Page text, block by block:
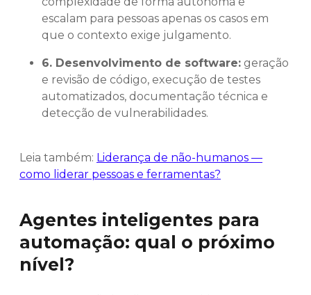
escalam para pessoas apenas os casos em
que o contexto exige julgamento.
6. Desenvolvimento de software: geração
e revisão de código, execução de testes
automatizados, documentação técnica e
detecção de vulnerabilidades.
Leia também: Liderança de não-humanos —
como liderar pessoas e ferramentas?
Agentes inteligentes para
automação: qual o próximo
nível?